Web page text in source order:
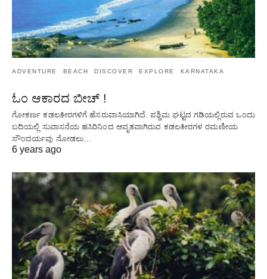
ADVENTURE BEACH DISCOVER EXPLORE KARNATAKA
ಓಂ ಆಕಾರದ ಬೀಚ್ !
ಗೋಕರ್ಣ ಕಡಲತೀರಗಳಿಗೆ ಹೆಸರುವಾಸಿಯಾಗಿದೆ. ಪಶ್ಚಿಮ ಘಟ್ಟದ ​​ಗಡಿಯಲ್ಲಿರುವ ಒಂದು
ಬದಿಯಲ್ಲಿ ಸುವಾಸನೆಯ ಹಸಿರಿನಿಂದ ಆವೃತವಾಗಿರುವ ಕಡಲತೀರಗಳ ರಮಣೀಯ
ಸೌಂದರ್ಯವು ನೋಡಲು…
6 years ago